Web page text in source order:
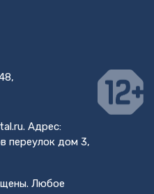
Адрес:
переулок дом 3,
Любое